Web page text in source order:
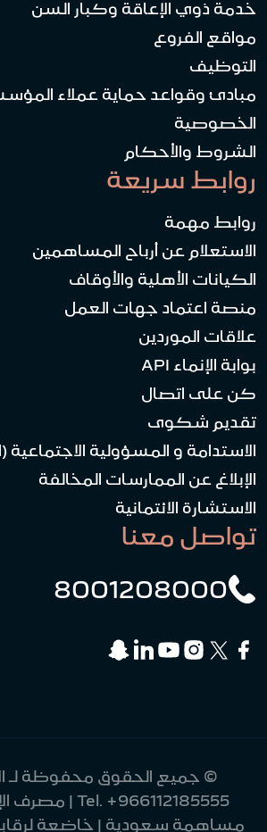
خدمة ذوي الإعاقة وكبار السن
مواقع الفروع
التوظيف
مبادئ وقواعد حماية عملاء
الخصوصية
الشروط والأحكام
روابط سريعة
روابط مهمة
الاستعلام عن أرباح المساهمين
الكيانات الأهلية والأوقاف
منصة اعتماد جهات العمل
علاقات الموردين
بوابة الإنماء API
كن على اتصال
تقديم شكوى
الاستدامة و المسؤولية الاجتماعية
الإبلاغ عن الممارسات المخالفة
الاستشارة الائتمانية
تواصل معنا
8001208000
© جميع الحقوق محفوظة لـ
Tel. +966112185555
| مصرف
مساهمة سعودية | خاضعة